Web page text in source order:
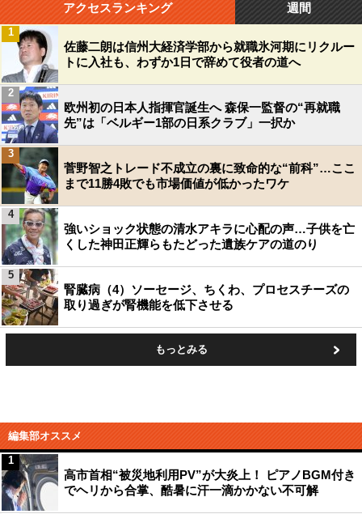
アクセスランキング 週間
佐藤二朗は信州大経済学部から就職氷河期にリクルー
トに入社も、わずか1日で辞めて役者の道へ
1
欧州初の日本人指揮官誕生へ 森保一監督の“再就職
先”は「ベルギー1部の日系クラブ」一択か
2
菅野智之トレード不成立の裏に致命的な“前科”…ここ
まで11勝4敗でも市場価値が低かったワケ
3
強いショック状態の清水アキラに心配の声…子供を亡
くした神田正輝らもたどった遺族ケアの道のり
4
腎臓病（4）ソーセージ、ちくわ、プロセスチーズの
取り過ぎが腎機能を低下させる
5
もっとみる
編集部オススメ
高市首相“被災地利用PV”が大炎上！ ピアノBGM付き
でヘリから合掌、酷暑に汗一滴かかない不可解
1